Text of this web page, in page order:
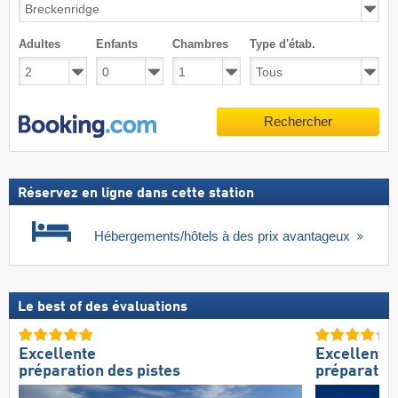
Adultes Enfants Chambres Type d'étab.
Rechercher
Réservez en ligne dans cette station
Hébergements/hôtels à des prix avantageux
Le best of des évaluations
Excellente
préparation des pistes
Excellente